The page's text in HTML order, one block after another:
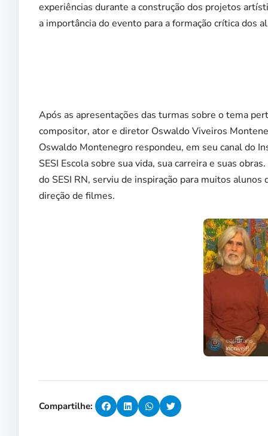
experiências durante a construção dos projetos
a importância do evento para a formação crítica dos
Após as apresentações das turmas sobre o tema
compositor, ator e diretor Oswaldo Viveiros
Oswaldo Montenegro respondeu, em seu canal do
SESI Escola sobre sua vida, sua carreira e suas
do SESI RN, serviu de inspiração para muitos
direção de filmes.
Compartilhe: